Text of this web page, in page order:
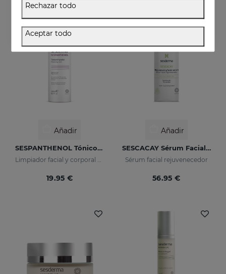
Añadir
SESPANTHENOL Tónico Limpiador
Limpiador facial y corporal para pieles sensibles que han sufrido agresiones
19.95 €
NUEVO
Añadir
SESCACAY Sérum Facial Rejuvenecedor
Sérum facial rejuvenecedor
56.95 €
Rechazar todo
Aceptar todo